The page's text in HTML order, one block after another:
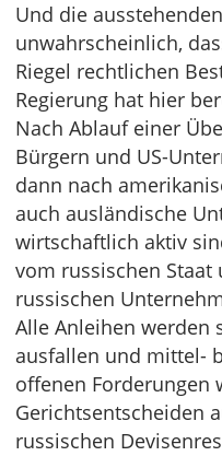
Und die
unwahrscheinlich,
Riegel rechtlichen
Regierung hat hier
Nach Ablauf einer
Bürgern und US-
dann nach
auch ausländische
wirtschaftlich aktiv
vom russischen
russischen
Alle Anleihen werden
ausfallen und mittel-
offenen Forderungen
Gerichtsentscheiden
russischen